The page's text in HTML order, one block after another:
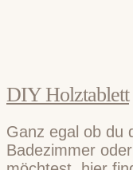
DIY Holztablett
Ganz egal ob du
Badezimmer